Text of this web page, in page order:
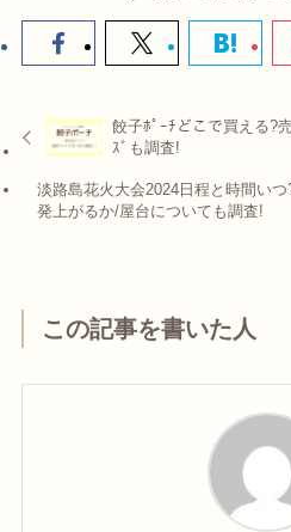
餃子ﾎﾟｰﾁどこで買える?
ｽﾞも調査!
淡路島花火大会2024日程と時間い
発上がるか/屋台についても調査!
この記事を書いた人